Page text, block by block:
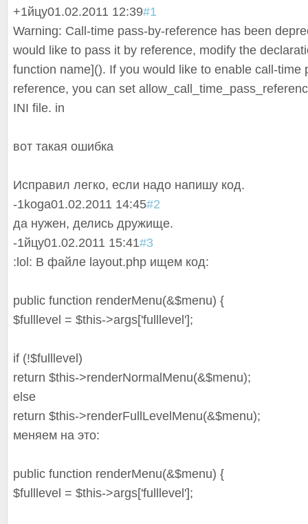
+1йцу01.02.2011 12:39#1
Warning: Call-time pass-by-reference has been
would like to pass it by reference, modify the
function name](). If you would like to enable call-time
reference, you can set allow_call_time
INI file. in
вот такая ошибка
Исправил легко, если надо напишу код.
-1koga01.02.2011 14:45#2
да нужен, делись дружище.
-1йцу01.02.2011 15:41#3
:lol: В файле layout.php ищем код:
public function renderMenu(&$menu) {
$fulllevel = $this->args['fulllevel'];
if (!$fulllevel)
return $this->renderNormalMenu(&$menu);
else
return $this->renderFullLevel Menu(&$menu);
меняем на это:
public function renderMenu(&$menu) {
$fulllevel = $this->args['fulllevel'];